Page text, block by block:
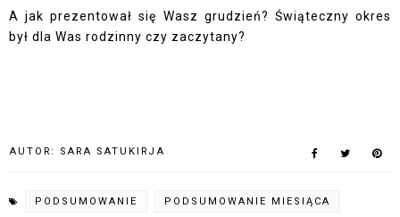
A jak prezentował się Wasz grudzień? Świąteczny okres
był dla Was rodzinny czy zaczytany?
AUTOR: SARA SATUKIRJA
PODSUMOWANIE PODSUMOWANIE MIESIĄCA